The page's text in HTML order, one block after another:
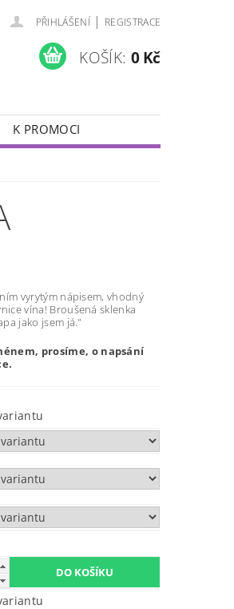
PŘIHLÁŠENÍ | REGISTRACE
KOŠÍK: 0 Kč
K PROMOCI
vyrytým nápisem, vhodný
vína! Broušená sklenka
jako jsem já."
prosíme, o napsání